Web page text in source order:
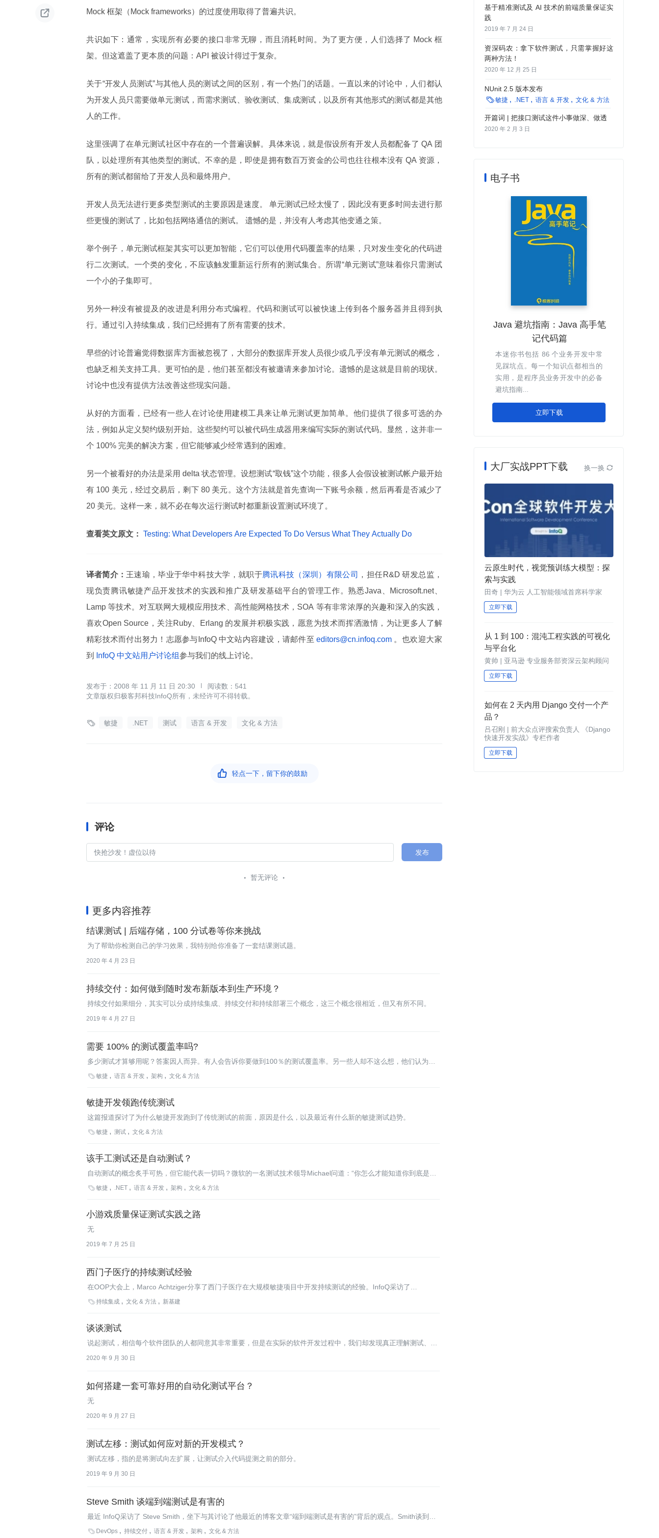
 Mock 框架（Mock frameworks）的过度使用取得了普遍共识。
共识如下：通常，实现所有必要的接口非常无聊，而且消耗时间。为了更方便，人们选择了 Mock 框
架。但这遮盖了更本质的问题：API 被设计得过于复杂。
关于“开发人员测试”与其他人员的测试之间的区别，有一个热门的话题。一直以来的讨论中，人们都认
为开发人员只需要做单元测试，而需求测试、验收测试、集成测试，以及所有其他形式的测试都是其他
人的工作。
这里强调了在单元测试社区中存在的一个普遍误解。具体来说，就是假设所有开发人员都配备了 QA 团
队，以处理所有其他类型的测试。不幸的是，即使是拥有数百万资金的公司也往往根本没有 QA 资源，
所有的测试都留给了开发人员和最终用户。
开发人员无法进行更多类型测试的主要原因是速度。 单元测试已经太慢了，因此没有更多时间去进行那
些更慢的测试了，比如包括网络通信的测试。 遗憾的是，并没有人考虑其他变通之策。
举个例子，单元测试框架其实可以更加智能，它们可以使用代码覆盖率的结果，只对发生变化的代码进
行二次测试。一个类的变化，不应该触发重新运行所有的测试集合。所谓“单元测试”意味着你只需测试
一个小的子集即可。
另外一种没有被提及的改进是利用分布式编程。代码和测试可以被快速上传到各个服务器并且得到执
行。通过引入持续集成，我们已经拥有了所有需要的技术。
早些的讨论普遍觉得数据库方面被忽视了，大部分的数据库开发人员很少或几乎没有单元测试的概念，
也缺乏相关支持工具。更可怕的是，他们甚至都没有被邀请来参加讨论。遗憾的是这就是目前的现状。
讨论中也没有提供方法改善这些现实问题。
从好的方面看，已经有一些人在讨论使用建模工具来让单元测试更加简单。他们提供了很多可选的办
法，例如从定义契约级别开始。这些契约可以被代码生成器用来编写实际的测试代码。显然，这并非一
个 100% 完美的解决方案，但它能够减少经常遇到的困难。
另一个被看好的办法是采用 delta 状态管理。设想测试“取钱”这个功能，很多人会假设被测试帐户最开始
有 100 美元，经过交易后，剩下 80 美元。这个方法就是首先查询一下账号余额，然后再看是否减少了
20 美元。这样一来，就不必在每次运行测试时都重新设置测试环境了。
查看英文原文： Testing: What Developers Are Expected To Do Versus What They Actually Do
译者简介： 王速瑜，毕业于华中科技大学，就职于腾讯科技（深圳）有限公司
，担任R&D 研发总监，
现负责腾讯敏捷产品开发技术的实践和推广及研发基础平台的管理工作。熟悉Java、Microsoft.net、
Lamp 等技术。对互联网大规模应用技术、高性能网格技术，SOA 等有非常浓厚的兴趣和深入的实践，
喜欢Open Source，关注Ruby、Erlang 的发展并积极实践，愿意为技术而挥洒激情，为让更多人了解
精彩技术而付出努力！志愿参与InfoQ 中文站内容建设，请邮件至 editors@cn.infoq.com 。也欢迎大家
到
InfoQ 中文站用户讨论组参与我们的线上讨论。
2008 年 11 月 11 日 20:30
541
文章版权归极客邦科技InfoQ所有，未经许可不得转载。
 敏捷 .NET 测试 语言 & 开发 文化 & 方法
 轻点一下，留下你的鼓励
评论
发布
暂无评论
更多内容推荐
结课测试 | 后端存储，100 分试卷等你来挑战
为了帮助你检测自己的学习效果，我特别给你准备了一套结课测试题。
2020 年 4 月 23 日
持续交付：如何做到随时发布新版本到生产环境？
持续交付如果细分，其实可以分成持续集成、持续交付和持续部署三个概念，这三个概念很相近，但又有所不同。
2019 年 4 月 27 日
需要 100% 的测试覆盖率吗?
多少测试才算够用呢？答案因人而异。有人会告诉你要做到100％的测试覆盖率。另一些人却不这么想，他们认为这
个问题的答案因测试代码质量的不同而不同，而衡量测试覆盖率并不能说明这些测试及被测试代码的质量。
敏捷 语言 & 开发 架构 文化 & 方法
敏捷开发领跑传统测试
这篇报道探讨了为什么敏捷开发跑到了传统测试的前面，原因是什么，以及最近有什么新的敏捷测试趋势。
敏捷 测试 文化 & 方法
该手工测试还是自动测试？
自动测试的概念炙手可热，但它能代表一切吗？微软的一名测试技术领导Michael问道：“你怎么才能知道你到底是把
自动化进行得恰如其分，还是行之过甚了？”
敏捷 .NET 语言 & 开发 架构 文化 & 方法
小游戏质量保证测试实践之路
无
2019 年 7 月 25 日
西门子医疗的持续测试经验
在OOP大会上，Marco Achtziger分享了西门子医疗在大规模敏捷项目中开发持续测试的经验。InfoQ采访了
Achtziger，谈论了持续测试与持续集成、持续测试中基础架构与社会性挑战、测试流程与工具以及改进持续测试。
持续集成 文化 & 方法 新基建
谈谈测试
说起测试，相信每个软件团队的人都同意其非常重要，但是在实际的软件开发过程中，我们却发现真正理解测试、做
力，却吃力不讨好。测试成了大家口中的
2020 年 9 月 30 日
如何搭建一套可靠好用的自动化测试平台？
无
2020 年 9 月 27 日
测试左移：测试如何应对新的开发模式？
测试左移，指的是将测试向左扩展，让测试介入代码提测之前的部分。
2019 年 9 月 30 日
Steve Smith 谈端到端测试是有害的
最近 InfoQ采访了 Steve Smith，坐下与其讨论了他最近的博客文章“端到端测试是有害的”背后的观点。Smith谈到发
布测试是一种‘风险管理剧院（risk management theatre）’形式，讨论了单元测试和验收测试的优势，强调了运行时
 DevOps 持续交付 语言 & 开发 架构 文化 & 方法
基于精准测试及 AI 技术的前端质量保证实
践
2019 年 7 月 24 日
资深码农：拿下软件测试，只需掌握好这
两种方法！
2020 年 12 月 25 日
NUnit 2.5 版本发布
敏捷 .NET 语言 & 开发 文化 & 方法
开篇词 | 把接口测试这件小事做深、做透
2020 年 2 月 3 日
电子书
Java 避坑指南：Java 高手笔
记代码篇
本迷你书包括 86 个业务开发中常
见踩坑点。每一个知识点都相当的
实用，是程序员业务开发中的必备
避坑指南...
立即下载
大厂实战PPT下载 换一换 
云原生时代，视觉预训练大模型：探
索与实践
田奇 | 华为云 人工智能领域首席科学家
立即下载
从 1 到 100：混沌工程实践的可视化
与平台化
黄帅 | 亚马逊 专业服务部资深云架构顾问
立即下载
如何在 2 天内用 Django 交付一个产
品？
吕召刚 | 前大众点评搜索负责人 《Django
快速开发实战》专栏作者
立即下载